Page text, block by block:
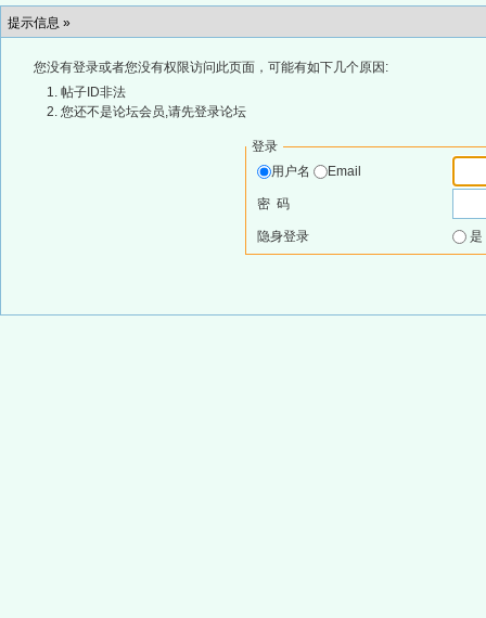
提示信息 »
您没有登录或者您没有权限访问此页面，可能有如下几个原因:
帖子ID非法
您还不是论坛会员,请先登录论坛
登录
用户名
Email
密 码
隐身登录